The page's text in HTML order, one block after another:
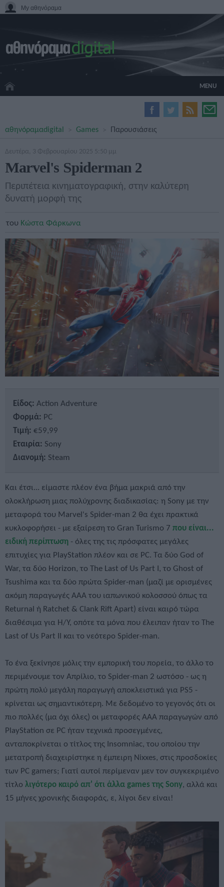
My αθηνόραμα
MENU
HOME CINEMA
GADGETS
TV
GAMES
GUIDES
αθηνόραμαdigital Games Παρουσιάσεις
Δευτέρα, 3 Φεβρουαρίου 2025 5:50 μμ
Marvel's Spiderman 2
Περιπέτεια κινηματογραφική, στην καλύτερη
δυνατή μορφή της
του Κώστα Φάρκωνα
Είδος: Action Adventure
Φορμά: PC
Τιμή: €59,99
Εταιρία: Sony
Διανομή: Steam
Και έτσι... είμαστε πλέον ένα βήμα μακριά από την
ολοκλήρωση μιας πολύχρονης διαδικασίας: η Sony με την
μεταφορά του Marvel's Spider-man 2 θα έχει πρακτικά
κυκλοφορήσει - με εξαίρεση το Gran Turismo 7 που είναι...
ειδική περίπτωση - όλες της τις πρόσφατες μεγάλες
επιτυχίες για PlayStation πλέον και σε PC. Τα δύο God of
War, τα δύο Horizon, το The Last of Us Part I, το Ghost of
Tsushima και τα δύο πρώτα Spider-man (μαζί με ορισμένες
ακόμη παραγωγές ΑΑΑ του ιαπωνικού κολοσσού όπως τα
Returnal ή Ratchet & Clank Rift Apart) είναι καιρό τώρα
διαθέσιμα για Η/Υ, οπότε τα μόνα που έλειπαν ήταν το The
Last of Us Part ΙΙ και το νεότερο Spider-man.
Το ένα ξεκίνησε μόλις την εμπορική του πορεία, το άλλο το
περιμένουμε τον Απρίλιο, το Spider-man 2 ωστόσο - ως η
πρώτη πολύ μεγάλη παραγωγή αποκλειστικά για PS5 -
κρίνεται ως σημαντικότερη. Με δεδομένο το γεγονός ότι οι
πιο πολλές (μα όχι όλες) οι μεταφορές ΑΑΑ παραγωγών από
PlayStation σε PC ήταν τεχνικά προσεγμένες,
ανταποκρίνεται ο τίτλος της Insomniac, του οποίου την
μετατροπή διαχειρίστηκε η έμπειρη Nixxes, στις προσδοκίες
των PC gamers; Γιατί αυτοί περίμεναν μεν τον συγκεκριμένο
τίτλο λιγότερο καιρό απ' ότι άλλα games της Sony, αλλά και
15 μήνες χρονικής διαφοράς, ε, λίγοι δεν είναι!